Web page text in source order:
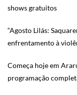
shows gratuitos
“Agosto Lilás:
enfrentamento à
Começa hoje em
programação